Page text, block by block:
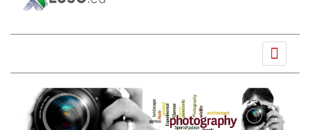
Ano
Mês
Próximo
Próximo